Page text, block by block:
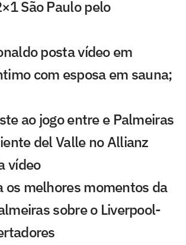
São Paulo pelo
posta vídeo em
com esposa em sauna;
ao jogo entre e Palmeiras
del Valle no Allianz
vídeo
os melhores momentos da
sobre o Liverpool-